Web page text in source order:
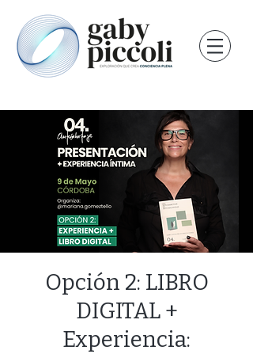
Opción 2: LIBRO
DIGITAL +
Experiencia: